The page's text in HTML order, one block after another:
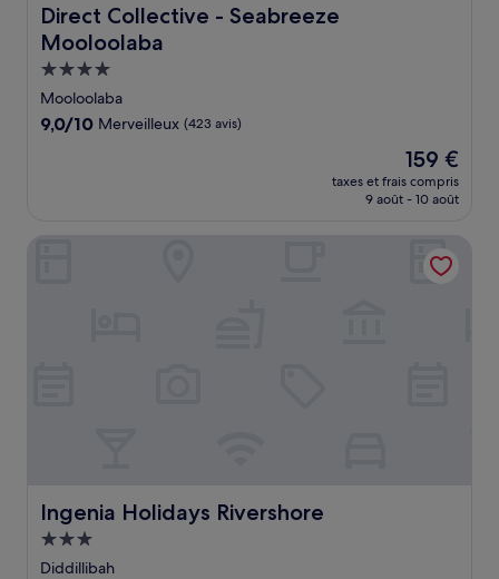
Direct Collective - Seabreeze
Mooloolaba
Direct Collective - Seabreeze Mooloolaba
Hébergement
4.0 étoiles
Mooloolaba
9.0
9,0/10 Merveilleux (423 avis)
Le
nouveau
prix
de
159 €
159 €
taxes et frais compris
9 août - 10 août
Ingenia Holidays Rivershore
Ingenia Holidays Rivershore
Hébergement
3.0 étoiles
Diddillibah